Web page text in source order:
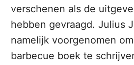
verschenen als de
hebben gevraagd. Julius
namelijk voorgenomen
barbecue boek te